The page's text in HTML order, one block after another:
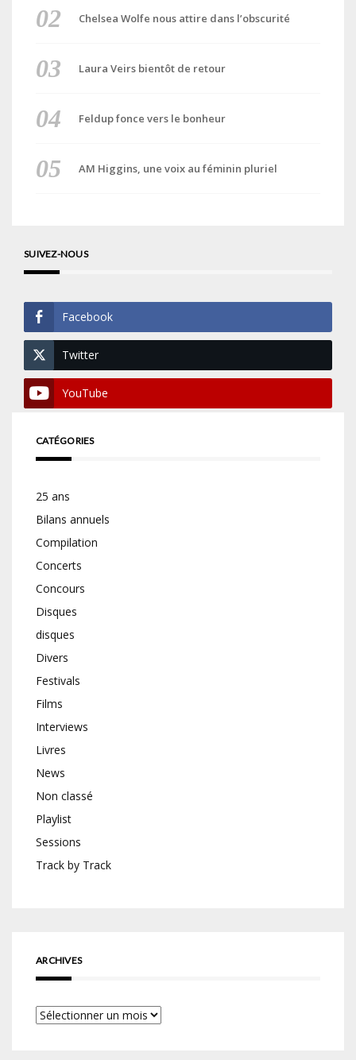
Chelsea Wolfe nous attire dans l’obscurité
Laura Veirs bientôt de retour
Feldup fonce vers le bonheur
AM Higgins, une voix au féminin pluriel
SUIVEZ-NOUS
Facebook
Twitter
YouTube
CATÉGORIES
25 ans
Bilans annuels
Compilation
Concerts
Concours
Disques
disques
Divers
Festivals
Films
Interviews
Livres
News
Non classé
Playlist
Sessions
Track by Track
ARCHIVES
Archives